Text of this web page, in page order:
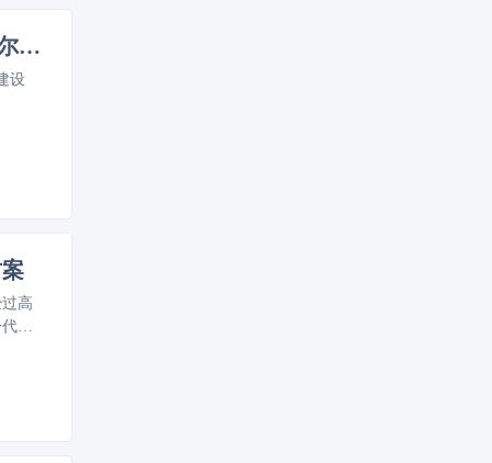
聚焦项目建设 优化营商环境 —— 孙建年赴陈集镇开展观摩科蓝尔环保项目
设
高
高